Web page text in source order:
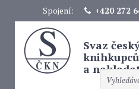
Spojení: +420 272
Svaz
knihkupců
a